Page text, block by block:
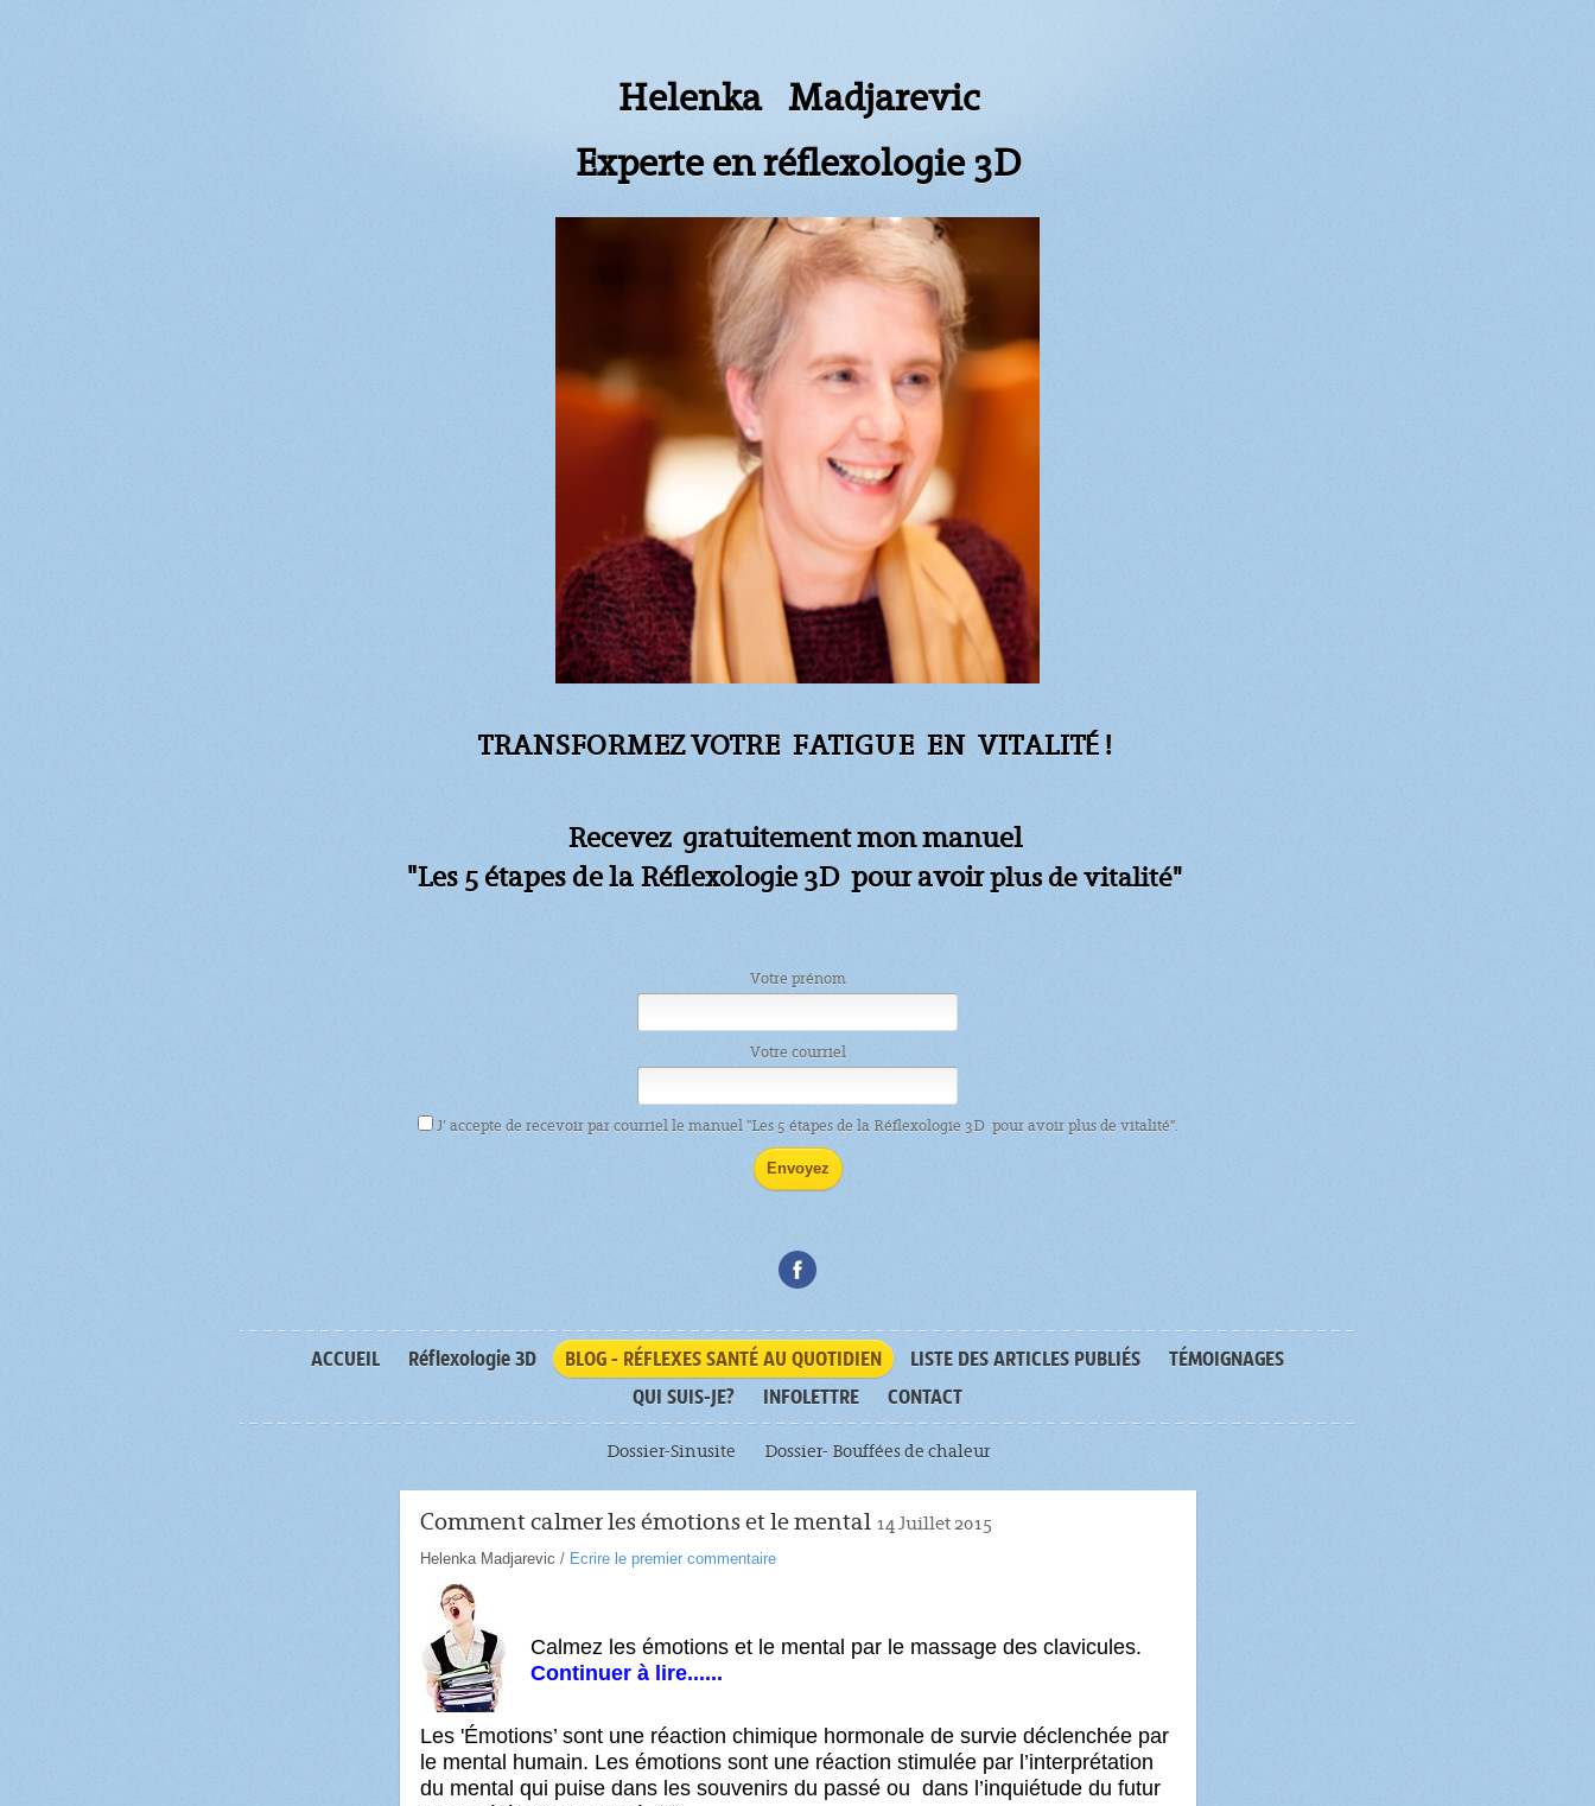
Helenka Madjarevic
Experte en réflexologie 3D
TRANSFORMEZ VOTRE FATIGUE EN VITALITÉ !
Recevez gratuitement mon manuel
"Les 5 étapes de la Réflexologie 3D pour avoirplus de vitalité"
Votre prénom
Votre courriel
J’ accepte de recevoir par courriel le manuel "Les 5 étapes de la Réflexologie 3D pour avoir plus de vitalité".
ACCUEIL Réflexologie 3D BLOG - RÉFLEXES SANTÉ AU QUOTIDIEN LISTE DES ARTICLES PUBLIÉS
TÉMOIGNAGES
QUI SUIS-JE?
INFOLETTRE CONTACT
Dossier-Sinusite Dossier- Bouffées de chaleur
Comment calmer les émotions et le mental 14 Juillet 2015
Helenka Madjarevic / Ecrire le premier commentaire
Calmez les émotions et le mental par le massage des clavicules.
Continuer à lire......
Les 'Émotions’ sont une réaction chimique hormonale de survie déclenchée par
le mental humain. Les émotions sont une réaction stimulée par l’interprétation
du mental qui puise dans les souvenirs du passé ou dans l’inquiétude du futur